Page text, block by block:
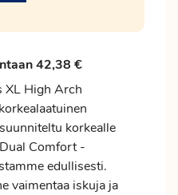
42,38 €
XL High Arch
korkealle
Comfort -
edullisesti.
vaimentaa iskuja ja